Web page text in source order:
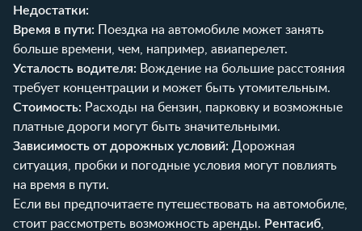
Недостатки:
Время в пути: Поездка на автомобиле может занять
больше времени, чем, например, авиаперелет.
Усталость водителя: Вождение на большие расстояния
требует концентрации и может быть утомительным.
Стоимость: Расходы на бензин, парковку и возможные
платные дороги могут быть значительными.
Зависимость от дорожных условий: Дорожная
ситуация, пробки и погодные условия могут повлиять
на время в пути.
Если вы предпочитаете путешествовать на автомобиле,
стоит рассмотреть возможность аренды. Рентасиб